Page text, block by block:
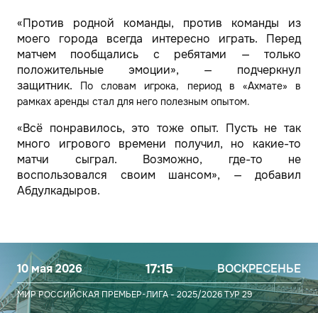
«Против родной команды, против команды из
моего города всегда интересно играть. Перед
матчем пообщались с ребятами — только
положительные эмоции», — подчеркнул
защитник.
По словам игрока, период в «Ахмате» в
рамках аренды стал для него полезным опытом.
«Всё понравилось, это тоже опыт. Пусть не так
много игрового времени получил, но какие-то
матчи сыграл. Возможно, где-то не
воспользовался своим шансом», — добавил
Абдулкадыров.
10 мая 2026 17:15 ВОСКРЕСЕНЬЕ
МИР РОССИЙСКАЯ ПРЕМЬЕР-ЛИГА - 2025/2026ТУР 29